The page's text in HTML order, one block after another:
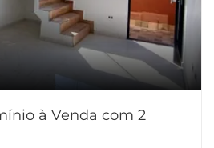
à Venda com 2